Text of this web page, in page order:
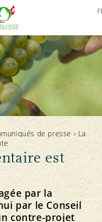
de presse › La
est
par la
par le Conseil
contre-projet